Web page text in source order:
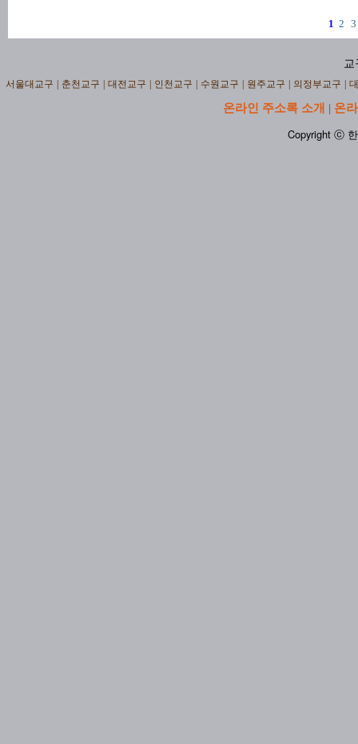
1 2 3
교
서울대교구 춘천교구 대전교구 인천교구 수원교구 원주교구 의정부교구
온라인 주소록 소개 | 온
Copyright ⓒ